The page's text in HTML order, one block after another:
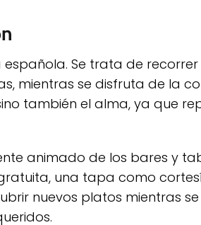
Se trata de
mientras se disfruta de la
también el alma, ya que
animado de los bares y
una tapa como
nuevos platos mientras